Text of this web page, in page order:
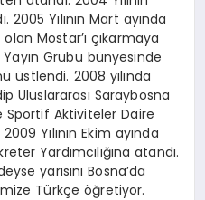
2005 Yılının Mart ayında
Mostar’ı çıkarmaya
Grubu bünyesinde
üstlendi. 2008 yılında
Uluslararası Saraybosna
Sportif Aktiviteler Daire
Yılının Ekim ayında
Yardımcılığına atandı.
yarısını Bosna’da
Türkçe öğretiyor.